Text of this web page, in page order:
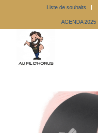
Liste de souhaits
AGENDA 2025